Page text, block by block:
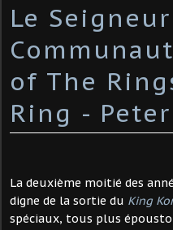
Le
of The
Ring -
La deuxième moitié des
digne de la sortie du King
spéciaux, tous plus